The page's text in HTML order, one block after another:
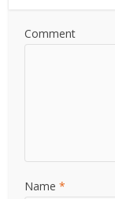
Comment
Name *